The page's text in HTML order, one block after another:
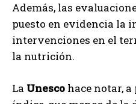
Además, las
puesto en evidencia la
intervenciones en el
la nutrición.
La Unesco hace notar,